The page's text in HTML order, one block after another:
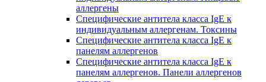
аллергены
Специфические антитела класса IgE к
индивидуальным аллергенам. Токсины
Специфические антитела класса IgE к
панелям аллергенов
Специфические антитела класса IgE к
панелям аллергенов. Панели аллергенов